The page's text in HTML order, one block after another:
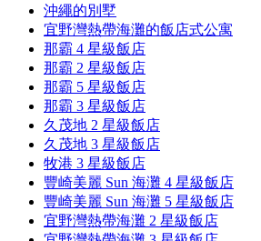
沖繩的別墅
宜野灣熱帶海灘的飯店式公寓
那霸 4 星級飯店
那霸 2 星級飯店
那霸 5 星級飯店
那霸 3 星級飯店
久茂地 2 星級飯店
久茂地 3 星級飯店
牧港 3 星級飯店
豐崎美麗 Sun 海灘 4 星級飯店
豐崎美麗 Sun 海灘 5 星級飯店
宜野灣熱帶海灘 2 星級飯店